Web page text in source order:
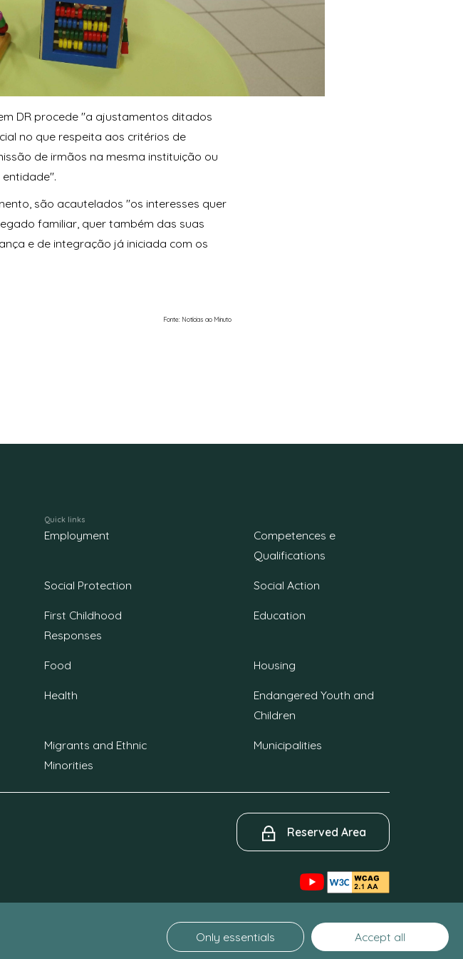
Only essentials Accept all
DR procede "a ajustamentos ditados
no que respeita aos critérios de
de irmãos na mesma instituição ou
são acautelados "os interesses quer
familiar, quer também das suas
e de integração já iniciada com os
Fonte: Notícias ao Minuto
Quick links
Employment
Competences e
Qualifications
Social Protection Social Action
First Childhood
Responses
Education
Food Housing
Health
Endangered Youth and
Children
Migrants and Ethnic
Minorities
Municipalities
Reserved Area